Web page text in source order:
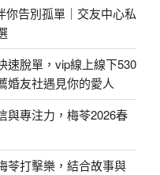
你告別孤單｜交友中心私
速脫單，vip線上線下530
婚友社遇見你的愛人
與專注力，梅苓2026春
苓打擊樂，結合故事與